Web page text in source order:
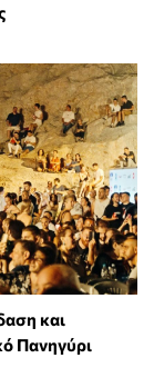
και
Πανηγύρι